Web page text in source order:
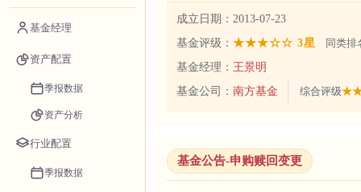
基金经理
资产配置
季报数据
资产分析
行业配置
季报数据
成立日期： 2013-07-23
基金评级： ★★★☆☆ 3星
同类排
基金经理： 王景明
基金公司： 南方基金 综合评级
基金公告-申购赎回变更